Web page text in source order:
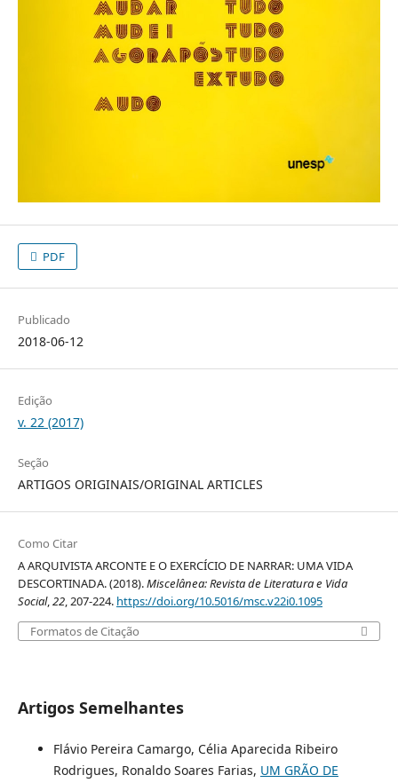
PDF
Publicado
2018-06-12
Edição
v. 22 (2017)
Seção
ARTIGOS ORIGINAIS/ORIGINAL ARTICLES
Como Citar
A ARQUIVISTA ARCONTE E O EXERCÍCIO DE NARRAR: UMA VIDA
DESCORTINADA. (2018).Miscelânea: Revista de Literatura e Vida
Social,22, 207-224. https://doi.org/10.5016/msc.v22i0.1095
Formatos de Citação
Artigos Semelhantes
Flávio Pereira Camargo, Célia Aparecida Ribeiro
Rodrigues, Ronaldo Soares Farias, UM GRÃO DE